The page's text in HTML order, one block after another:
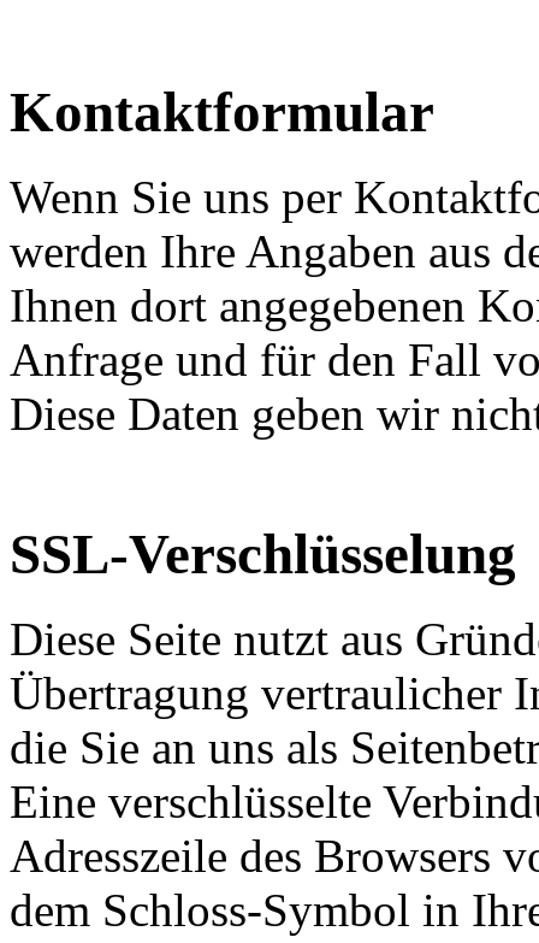
Kontaktformular
Wenn Sie uns per
werden Ihre Angaben aus
Ihnen dort angegebenen
Anfrage und für den Fall
Diese Daten geben wir
SSL-Verschlüsselung
Diese Seite nutzt aus
Übertragung vertraulicher
die Sie an uns als
Eine verschlüsselte
Adresszeile des Browsers
dem Schloss-Symbol in